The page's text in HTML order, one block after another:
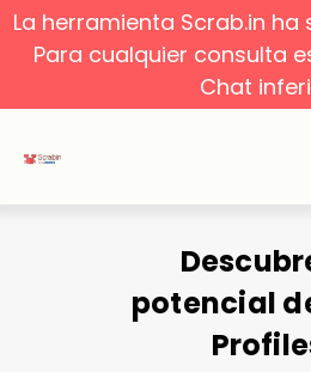
La herramienta Scrab.in
Para cualquier consulta
Chat
potencial